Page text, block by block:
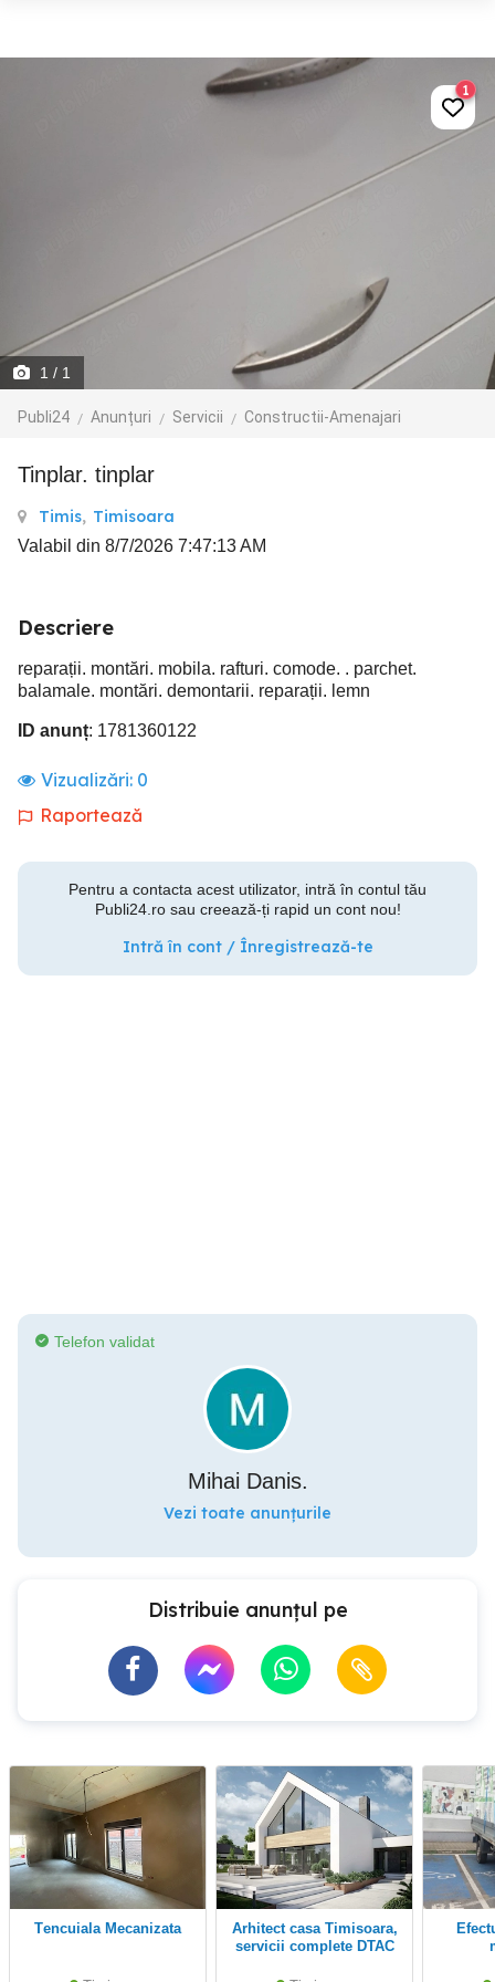
1 / 1
Publi24 Anunțuri Servicii Constructii-Amenajari
1
tinplar. tinplar
Timis, Timisoara
Valabil din 8/7/2026 7:47:13 AM
Descriere
reparații. montări. mobila. rafturi. comode. . parchet.
balamale. montări. demontarii. reparații. lemn
ID anunț: 1781360122
Vizualizări: 0
Raportează
Pentru a contacta acest utilizator, intră în contul tău
Publi24.ro sau creează-ți rapid un cont nou!
Intră în cont / Înregistrează-te
Telefon validat
Mihai Danis.
Vezi toate anunțurile
Distribuie anunțul pe
Tencuiala Mecanizata
Arhitect casa Timisoara,
servicii complete DTAC
efectuam transport